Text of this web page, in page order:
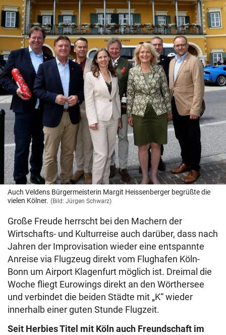
Auch Veldens Bürgermeisterin Margit Heissenberger begrüßte die
vielen Kölner. (Bild: Jürgen Schwarz)
Große Freude herrscht bei den Machern der
Wirtschafts- und Kulturreise auch darüber, dass nach
Jahren der Improvisation wieder eine entspannte
Anreise via Flugzeug direkt vom Flughafen Köln-
Bonn um Airport Klagenfurt möglich ist. Dreimal die
Woche fliegt Eurowings direkt an den Wörthersee
und verbindet die beiden Städte mit „K“ wieder
innerhalb einer guten Stunde Flugzeit.
Seit Herbies Titel mit Köln auch Freundschaft im